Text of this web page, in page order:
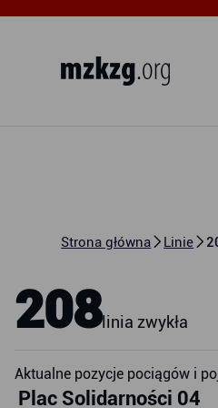
Strona główna Linie
208linia zwykła
Aktualne pozycje pociągów i
Plac Solidarności 04